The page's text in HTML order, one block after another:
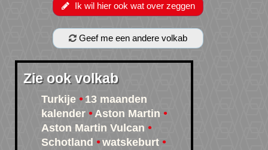
Ik wil hier ook wat over zeggen
Geef me een andere volkab
Zie ook volkab
Turkije
13 maanden
kalender
Aston Martin
Aston Martin Vulcan
Schotland
watskeburt